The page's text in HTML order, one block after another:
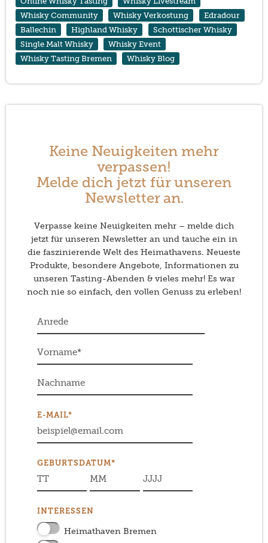
Whisky Community
Whisky Verkostung
Edradour
Ballechin
Highland Whisky
Schottischer Whisky
Single Malt Whisky
Whisky Event
Whisky Tasting Bremen
Whisky Blog
Keine Neuigkeiten mehr
verpassen!
Melde dich jetzt für unseren
Newsletter an.
Verpasse keine Neuigkeiten mehr – melde dich
jetzt für unseren Newsletter an und tauche ein in
die faszinierende Welt des Heimathavens. Neueste
Produkte, besondere Angebote, Informationen zu
unseren Tasting-Abenden & vieles mehr! Es war
noch nie so einfach, den vollen Genuss zu erleben!
E-MAIL*
GEBURTSDATUM*
INTERESSEN
Heimathaven Bremen